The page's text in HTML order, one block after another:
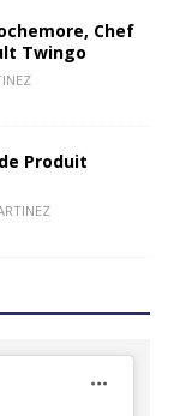
Chef
Twingo
Produit